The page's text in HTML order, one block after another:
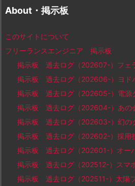
About・掲示板
このサイトについて
フリーランスエンジニア 掲示板
掲示板 過去ログ（202607-）フェ
掲示板 過去ログ（202606-）ヨド
掲示板 過去ログ（202605-）電源
掲示板 過去ログ（202604-）あの
掲示板 過去ログ（202603-）幻の
掲示板 過去ログ（202602-）採用
掲示板 過去ログ（202601-）オー
掲示板 過去ログ（202512-）スマ
掲示板 過去ログ（202511-）太陽